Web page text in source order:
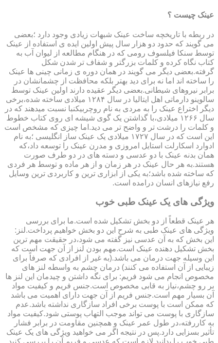
عینک چیست ؟
در ربطه با تاریخچه ساخت عینک شبهات زیادی وجود دارد ؛بعضی
می گویند که حدود دو هزار سال پیش اولین ایده ی استفاده از عینک
توسط سنکا فیلسوف رومی که در هنگام مطالعه از لیوان آب به
کتاب نگاه کرده و کلمات بزرگتر و شفاف تر شدن شکل
گرفته.بعضی دیگر می گویند در همان دوره ی زمانی چینی ها عینک
را ساخته اند اما نه برای دید بهتر بلکه محافظت از چشمانشان در
برابر نیروهای شیطانی.بعضی دیگر عقیده دارند اولین عینک توسط
سالوینو دارماتی اهل ایتالیا در سال ۱۲۸۴ میلادی ساخته شده،برخی
دیگر اختراع عینک را به مردی به نام روچربیکنبا نسبت میدهند که در
سال ۱۲۶۶ میلادی،با گذاشتن یک گوی شیشه ای روی کتاب خطوط
و کلمات را درشت تر و واضح تر می دید.اما چیزی که مشخص است
این است که در سال ۱۷۲۷ میلادی یک عینک ساز انگلیسی ؛به نام
ادوارد اسکارلت استایل امروزی و مدرن عینک را توسعه داد،که
همان بدنه عینک با دو عدسی و دسته های در دو طرف صورت
هستند.به هر حال عینک در هر زمان و از هر ماده و توسط هر فردی
که ساخته شده باشد؛به یکی از ابزاری ترین و کاربردی ترین وسایل
رفع نیازهای انسان درامده است.
ویژگی های یک عینک طبی خوب
هر عینک قطعاً از دو بخش تشکیل شده است.ما برای بررسی
ویژگی های عینک طبی به شرح این دو بخش خواهیم پرداخت.لنز:
این بخش که به آن عدسی نیز گفته می شود،در حقیقت مهم ترین
بخش تشکیل دهنده عینک است.مهم بودن لنز از آن جهت است که
این وسیله جهت درمان می باشد.(به غیر از افرادی که صرفاً برای
زیبایی از آن استفاده می کنند) درمان چشم به واسطه لنز های
مخصوص انجام می شود فریم: برای نگه داشتن و چیدمان این لنز ها
بر رو چشم،نیاز به قابی مخصوص است.جنس فریم و کیفیت مواد
آن بسیار مهم است.جنس فریم از آن جهت دارای اهمیت می باشد
که ممکن است با پوست برخی افراد سازگاری نداشته باشد.عدم
سازگاری با پوست می تواند موجب التهاب پوستی شود.کیفیت مواد
به کاررفته،در طول عمر عینک و همچنین مقاومت در برابر فشار
تأثیر بسزایی دارد.پس در نتیجه اگر می خواهید ویژگی های یک عینک